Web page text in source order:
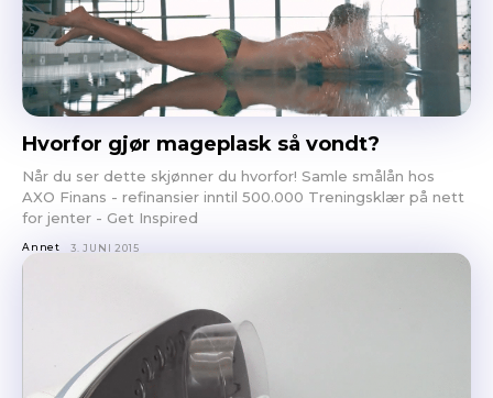
Hvorfor gjør mageplask så vondt?
Når du ser dette skjønner du hvorfor! Samle smålån hos
AXO Finans - refinansier inntil 500.000 Treningsklær på nett
for jenter - Get Inspired
Annet 3. JUNI 2015